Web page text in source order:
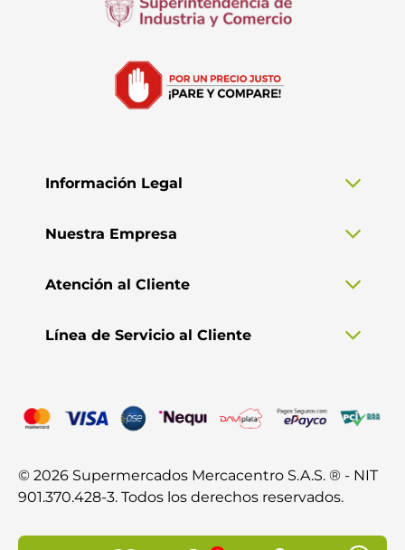
Información Legal
Nuestra Empresa
Atención al Cliente
Línea de Servicio al Cliente
© 2026 Supermercados Mercacentro S.A.S. ® - NIT
901.370.428-3. Todos los derechos reservados.